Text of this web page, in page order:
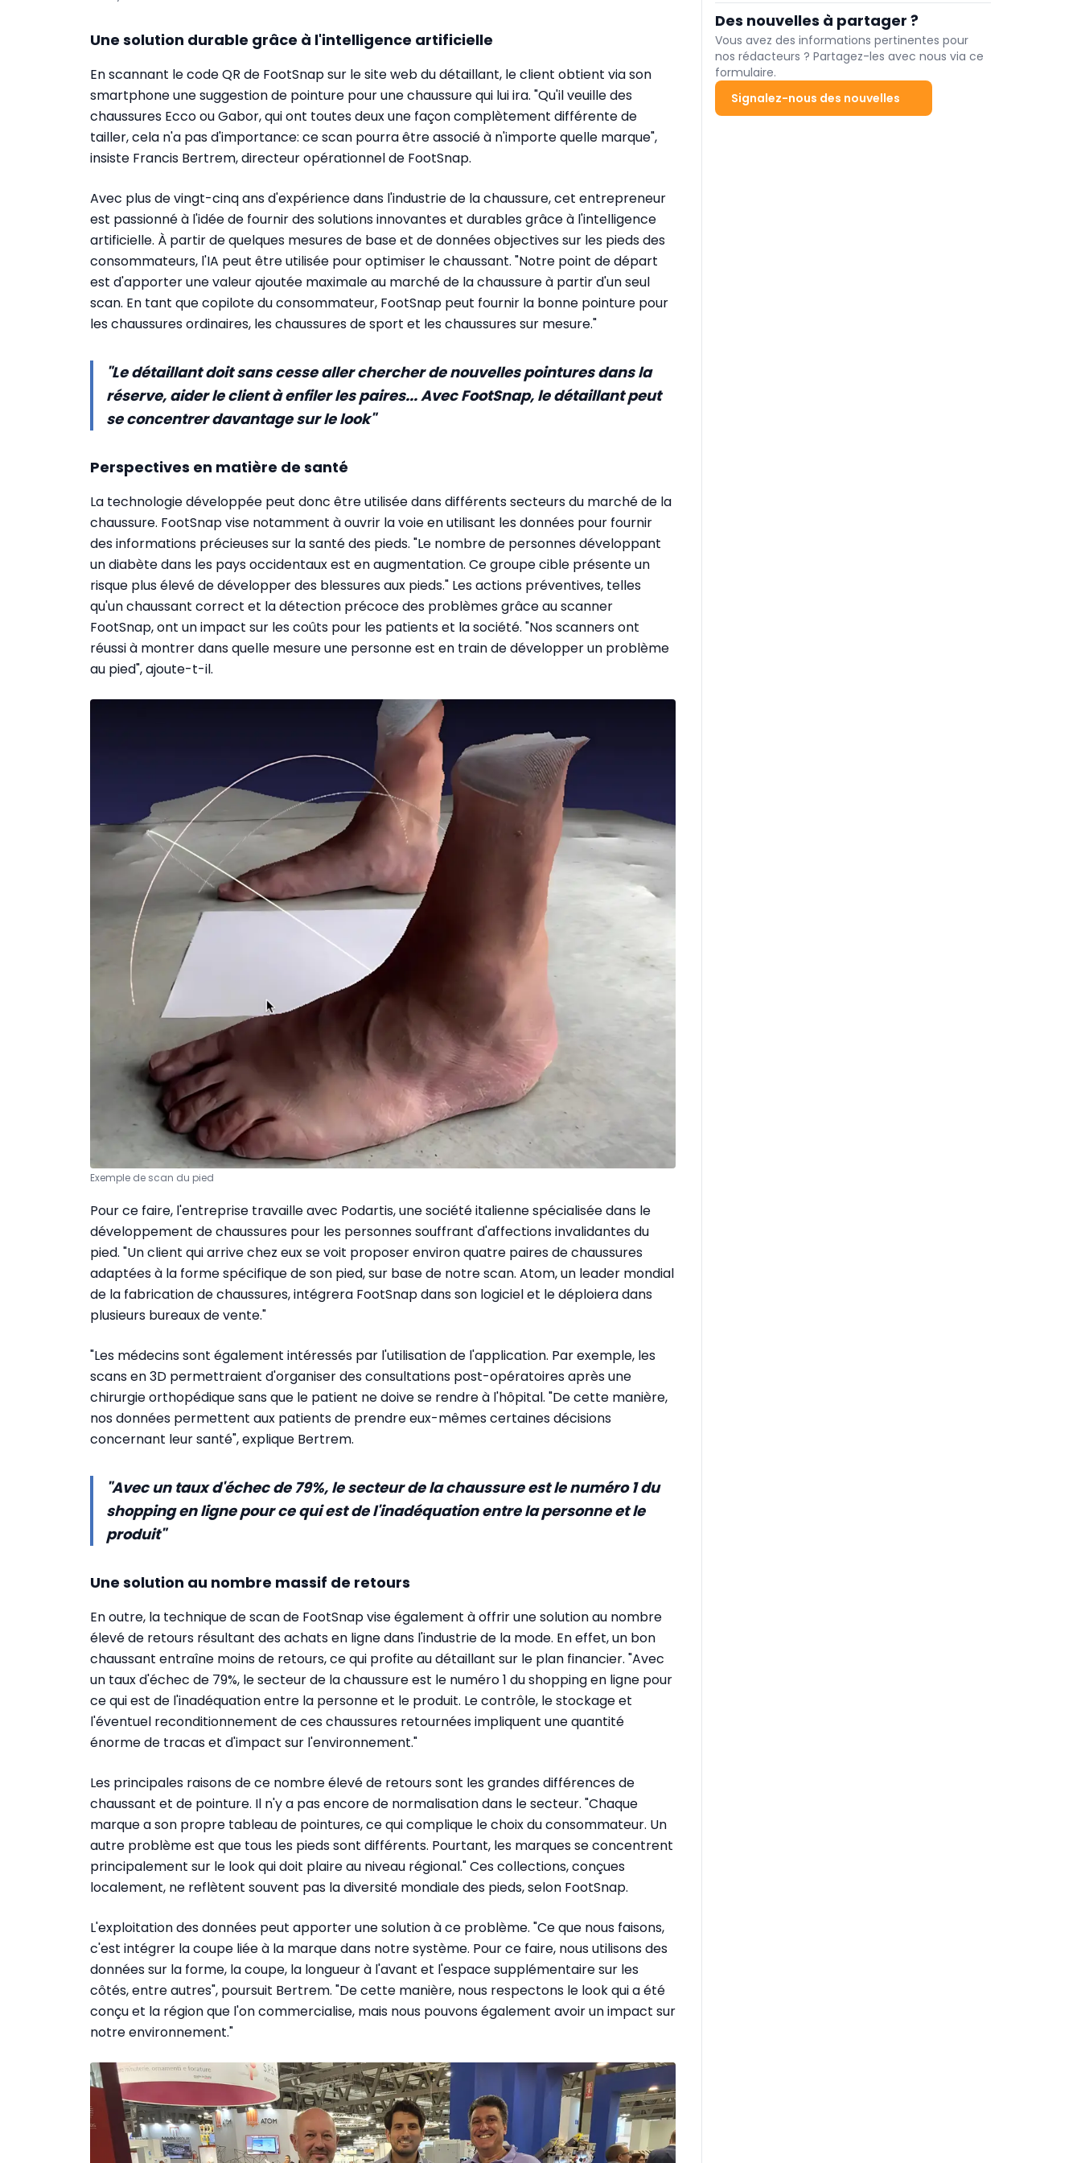
Une solution durable grâce à l'intelligence artificielle
En scannant le code QR de FootSnap sur le site web du détaillant, le client obtient via son
smartphone une suggestion de pointure pour une chaussure qui lui ira. "Qu'il veuille des
chaussures Ecco ou Gabor, qui ont toutes deux une façon complètement différente de
tailler, cela n'a pas d'importance: ce scan pourra être associé à n'importe quelle marque",
insiste Francis Bertrem, directeur opérationnel de FootSnap.
Avec plus de vingt-cinq ans d'expérience dans l'industrie de la chaussure, cet entrepreneur
est passionné à l'idée de fournir des solutions innovantes et durables grâce à l'intelligence
artificielle. À partir de quelques mesures de base et de données objectives sur les pieds des
consommateurs, l'IA peut être utilisée pour optimiser le chaussant. "Notre point de départ
est d'apporter une valeur ajoutée maximale au marché de la chaussure à partir d'un seul
scan. En tant que copilote du consommateur, FootSnap peut fournir la bonne pointure pour
les chaussures ordinaires, les chaussures de sport et les chaussures sur mesure."
"Le détaillant doit sans cesse aller chercher de nouvelles pointures dans la
réserve, aider le client à enfiler les paires... Avec FootSnap, le détaillant peut
se concentrer davantage sur le look"
Perspectives en matière de santé
La technologie développée peut donc être utilisée dans différents secteurs du marché de la
chaussure. FootSnap vise notamment à ouvrir la voie en utilisant les données pour fournir
des informations précieuses sur la santé des pieds. "Le nombre de personnes développant
un diabète dans les pays occidentaux est en augmentation. Ce groupe cible présente un
risque plus élevé de développer des blessures aux pieds." Les actions préventives, telles
qu'un chaussant correct et la détection précoce des problèmes grâce au scanner
FootSnap, ont un impact sur les coûts pour les patients et la société. "Nos scanners ont
réussi à montrer dans quelle mesure une personne est en train de développer un problème
au pied", ajoute-t-il.
Exemple de scan du pied
Pour ce faire, l'entreprise travaille avec Podartis, une société italienne spécialisée dans le
développement de chaussures pour les personnes souffrant d'affections invalidantes du
pied. "Un client qui arrive chez eux se voit proposer environ quatre paires de chaussures
adaptées à la forme spécifique de son pied, sur base de notre scan. Atom, un leader mondial
de la fabrication de chaussures, intégrera FootSnap dans son logiciel et le déploiera dans
plusieurs bureaux de vente."
"Les médecins sont également intéressés par l'utilisation de l'application. Par exemple, les
scans en 3D permettraient d'organiser des consultations post-opératoires après une
chirurgie orthopédique sans que le patient ne doive se rendre à l'hôpital. "De cette manière,
nos données permettent aux patients de prendre eux-mêmes certaines décisions
concernant leur santé", explique Bertrem.
"Avec un taux d'échec de 79%, le secteur de la chaussure est le numéro 1 du
shopping en ligne pour ce qui est de l'inadéquation entre la personne et le
produit"
Une solution au nombre massif de retours
En outre, la technique de scan de FootSnap vise également à offrir une solution au nombre
élevé de retours résultant des achats en ligne dans l'industrie de la mode. En effet, un bon
chaussant entraîne moins de retours, ce qui profite au détaillant sur le plan financier. "Avec
un taux d'échec de 79%, le secteur de la chaussure est le numéro 1 du shopping en ligne pour
ce qui est de l'inadéquation entre la personne et le produit. Le contrôle, le stockage et
l'éventuel reconditionnement de ces chaussures retournées impliquent une quantité
énorme de tracas et d'impact sur l'environnement."
Les principales raisons de ce nombre élevé de retours sont les grandes différences de
chaussant et de pointure. Il n'y a pas encore de normalisation dans le secteur. "Chaque
marque a son propre tableau de pointures, ce qui complique le choix du consommateur. Un
autre problème est que tous les pieds sont différents. Pourtant, les marques se concentrent
principalement sur le look qui doit plaire au niveau régional." Ces collections, conçues
localement, ne reflètent souvent pas la diversité mondiale des pieds, selon FootSnap.
L'exploitation des données peut apporter une solution à ce problème. "Ce que nous faisons,
c'est intégrer la coupe liée à la marque dans notre système. Pour ce faire, nous utilisons des
données sur la forme, la coupe, la longueur à l'avant et l'espace supplémentaire sur les
côtés, entre autres", poursuit Bertrem. "De cette manière, nous respectons le look qui a été
conçu et la région que l'on commercialise, mais nous pouvons également avoir un impact sur
notre environnement."
besoin.
et d'autre part par un clin d'œil à une époque révolue.
Mais pour ces deux tendances, une chose est sûre:
l'authenticité est essentielle.
Des nouvelles à partager ?
Vous avez des informations pertinentes pour
nos rédacteurs ? Partagez-les avec nous via ce
formulaire.
Signalez-nous des nouvelles